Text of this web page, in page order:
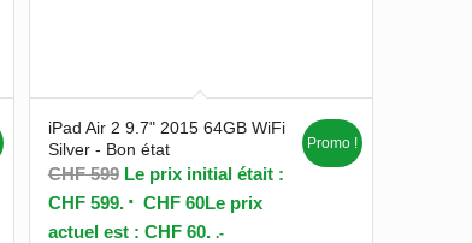
iPad Air 2 9.7" 2015 64GB WiFi
Silver - Bon état
CHF599 Le prix initial était :
CHF 599.
CHF60Le prix
actuel est : CHF 60. .-
Promo !